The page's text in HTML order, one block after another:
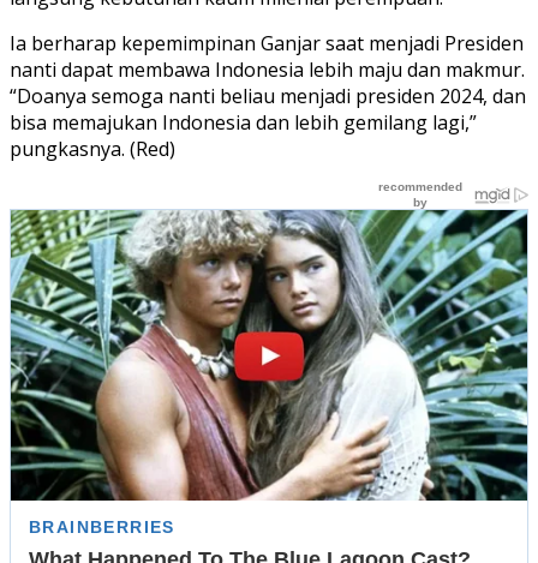
Ia berharap kepemimpinan Ganjar saat menjadi Presiden
nanti dapat membawa Indonesia lebih maju dan makmur.
“Doanya semoga nanti beliau menjadi presiden 2024, dan
bisa memajukan Indonesia dan lebih gemilang lagi,”
pungkasnya. (Red)